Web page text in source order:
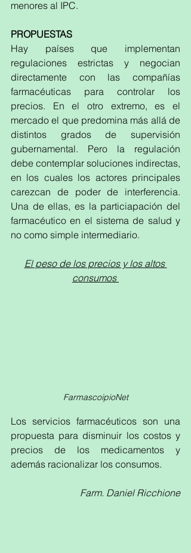
menores al IPC.
PROPUESTAS
Hay países que implementan
regulaciones estrictas y negocian
directamente con las compañías
farmacéuticas para controlar los
precios. En el otro extremo, es el
mercado el que predomina más allá de
distintos grados de supervisión
gubernamental. Pero la regulación
debe contemplar soluciones indirectas,
en los cuales los actores principales
carezcan de poder de interferencia.
Una de ellas, es la particiapación del
farmacéutico en el sistema de salud y
no como simple intermediario.
El peso de los precios y los altos
consumos
FarmascoipioNet
Los servicios farmacéuticos son una
propuesta para disminuir los costos y
precios de los medicamentos y
además racionalizar los consumos.
Farm. Daniel Ricchione